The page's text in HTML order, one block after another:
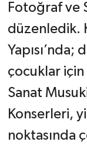
Fotoğraf ve
düzenledik.
çocuklar
Sanat
Konserleri,
noktasında